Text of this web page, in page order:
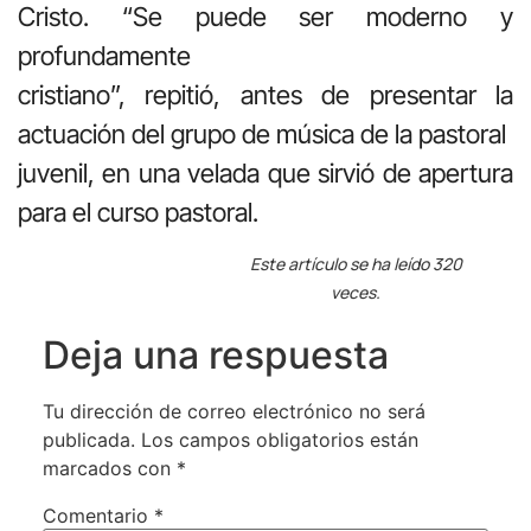
Cristo. “Se puede ser moderno y
profundamente
cristiano”, repitió, antes de presentar la
actuación del grupo de música de la pastoral
juvenil, en una velada que sirvió de apertura
para el curso pastoral.
Este artículo se ha leído 320
veces.
Deja una respuesta
Tu dirección de correo electrónico no será
publicada. Los campos obligatorios están
marcados con *
Comentario *